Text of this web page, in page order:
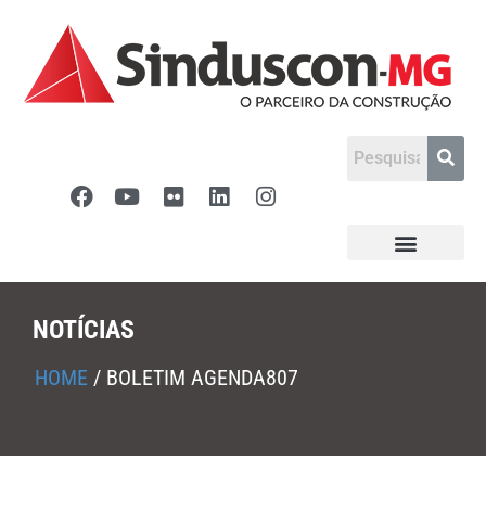
NOTÍCIAS
HOME / BOLETIM AGENDA807